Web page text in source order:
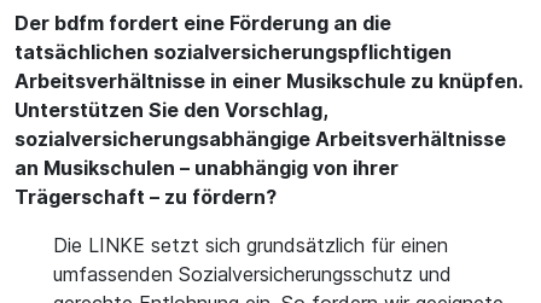
Der bdfm fordert eine Förderung an die
tatsächlichen sozialversicherungspflichtigen
Arbeitsverhältnisse in einer Musikschule zu knüpfen.
Unterstützen Sie den Vorschlag,
sozialversicherungsabhängige Arbeitsverhältnisse
an Musikschulen – unabhängig von ihrer
Trägerschaft – zu fördern?
Die LINKE setzt sich grundsätzlich für einen
umfassenden Sozialversicherungsschutz und